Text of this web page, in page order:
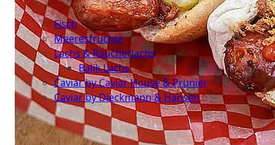
Seafood
Fisch
Meeresfrüchte
Lachs & Räucherlachs
Balik Lachs
Caviar by Caviar House & Prunier
Caviar by Dieckmann & Hansen
Probierpakete